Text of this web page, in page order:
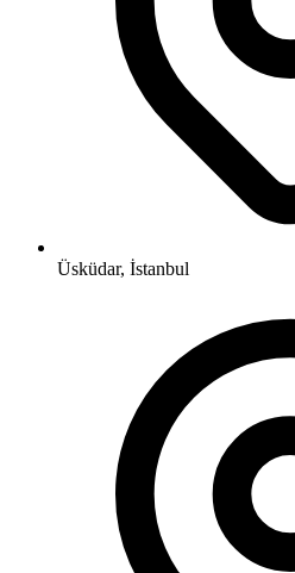
Üsküdar, İstanbul